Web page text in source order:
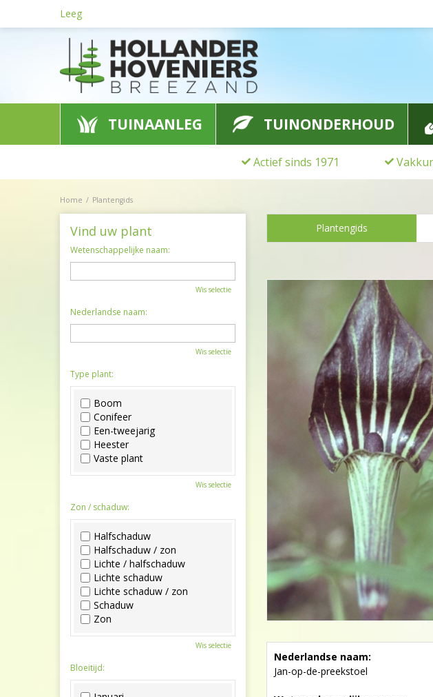
Home Plantengids
Leeg
TUINAANLEG TUINONDERHOUD
Actief sinds 1971
Plantengids
Nederlandse naam:
Jan-op-de-preekstoel
Vind uw plant
Wetenschappelijke naam:
Wis selectie
Nederlandse naam:
Wis selectie
Type plant:
Boom
Conifeer
Een-tweejarig
Heester
Vaste plant
Wis selectie
Zon / schaduw:
Halfschaduw
Halfschaduw / zon
Lichte / halfschaduw
Lichte schaduw
Lichte schaduw / zon
Schaduw
Zon
Wis selectie
Bloeitijd: